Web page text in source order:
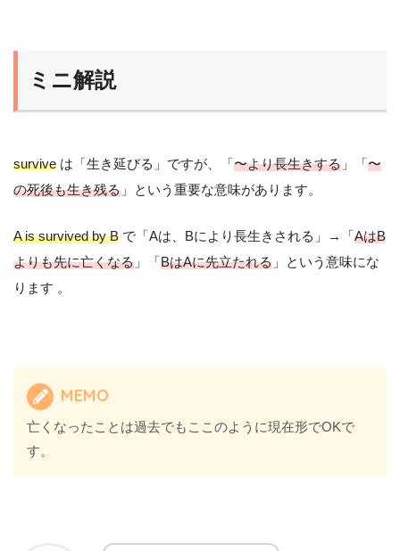
ミニ解説
survive は「生き延びる」ですが、「〜より長生きする 」「〜
の死後も生き残る 」という重要な意味があります。
A is survived by B で「Aは、Bにより長生きされる」→「AはB
よりも先に亡くなる 」「BはAに先立たれる 」という意味にな
ります 。
MEMO
亡くなったことは過去でもここのように現在形でOKで
す。